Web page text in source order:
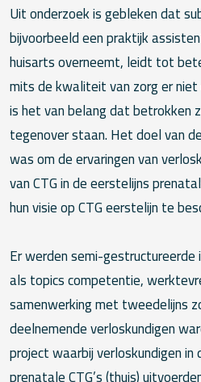
Uit onderzoek is gebleken dat
bijvoorbeeld een praktijk
huisarts overneemt, leidt tot
mits de kwaliteit van zorg er
is het van belang dat betrokken
tegenover staan. Het doel van
was om de ervaringen van
van CTG in de eerstelijns
hun visie op CTG eerstelijn te
Er werden semi-
als topics competentie,
samenwerking met tweedelijns
deelnemende verloskundigen
project waarbij verloskundigen in